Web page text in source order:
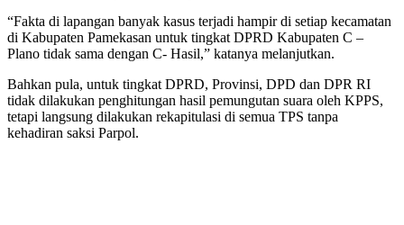
“Fakta di lapangan banyak kasus terjadi hampir di setiap kecamatan
di Kabupaten Pamekasan untuk tingkat DPRD Kabupaten C –
Plano tidak sama dengan C- Hasil,” katanya melanjutkan.
Bahkan pula, untuk tingkat DPRD, Provinsi, DPD dan DPR RI
tidak dilakukan penghitungan hasil pemungutan suara oleh KPPS,
tetapi langsung dilakukan rekapitulasi di semua TPS tanpa
kehadiran saksi Parpol.